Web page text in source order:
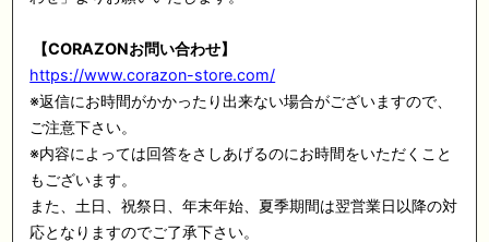
【CORAZONお問い合わせ】
https://www.corazon-store.com/
※返信にお時間がかかったり出来ない場合がございますので、
ご注意下さい。
※内容によっては回答をさしあげるのにお時間をいただくこと
もございます。
また、土日、祝祭日、年末年始、夏季期間は翌営業日以降の対
応となりますのでご了承下さい。